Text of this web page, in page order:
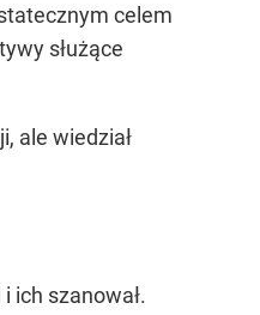
celem
służące
ale wiedział
ich szanował.